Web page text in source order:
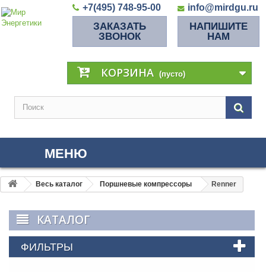
+7(495) 748-95-00 info@mirdgu.ru
ЗАКАЗАТЬ
ЗВОНОК
НАПИШИТЕ
НАМ
КОРЗИНА (пусто)
МЕНЮ
Весь каталог Поршневые компрессоры Renner
КАТАЛОГ
ФИЛЬТРЫ